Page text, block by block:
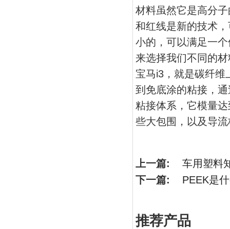
材料虽然它是高分
和红线是新的技术
小的，可以满足一
来选择我们不同的
宝马i3，就是碳纤维
到免底涂的粘接，
粘接体系，它模量
些大包围，以及导
上一篇: 车用塑料
下一篇: PEEK是
推荐产品